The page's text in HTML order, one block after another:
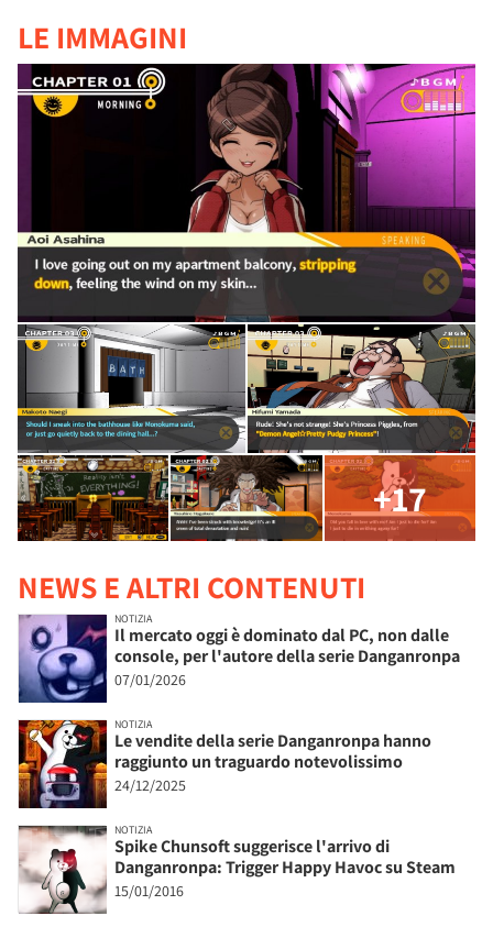
LE IMMAGINI
+17
NEWS E ALTRI CONTENUTI
NOTIZIA
Il mercato oggi è dominato dal PC, non dalle
console, per l'autore della serie Danganronpa
07/01/2026
NOTIZIA
Le vendite della serie Danganronpa hanno
raggiunto un traguardo notevolissimo
24/12/2025
NOTIZIA
Spike Chunsoft suggerisce l'arrivo di
Danganronpa: Trigger Happy Havoc su Steam
15/01/2016